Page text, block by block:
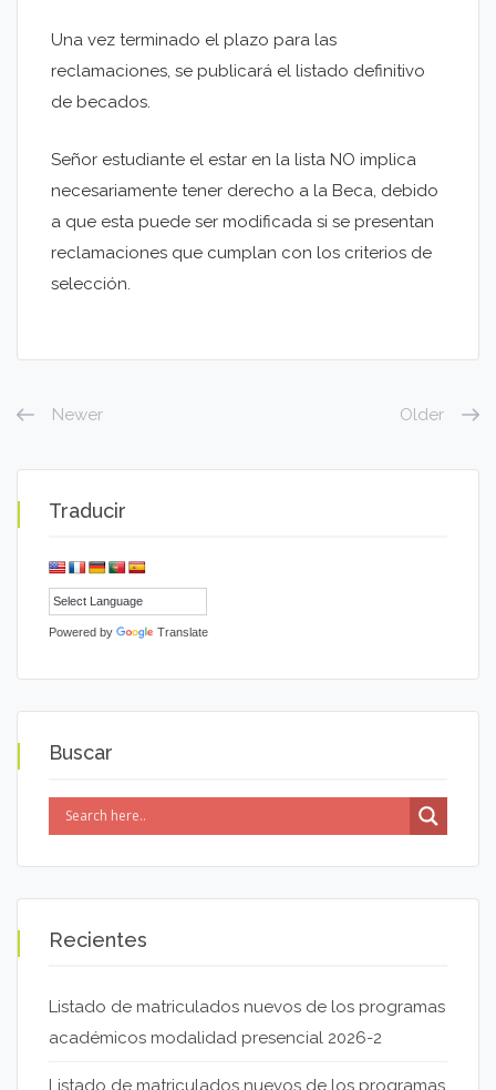
Una vez terminado el plazo para las
reclamaciones, se publicará el listado definitivo
de becados.
Señor estudiante el estar en la lista NO implica
necesariamente tener derecho a la Beca, debido
a que esta puede ser modificada si se presentan
reclamaciones que cumplan con los criterios de
selección.
Newer Older
Traducir
Powered by Translate
Buscar
Recientes
Listado de matriculados nuevos de los programas
académicos modalidad presencial 2026-2